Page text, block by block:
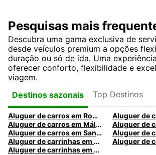
Pesquisas mais
Descubra uma gama exclusiva de
desde veículos premium a opções
duração ou só de ida. Uma
oferecer conforto, flexibilidade e
viagem.
Destinos sazonais
Top Destinos
Aluguer de carros em Roma
Aluguer de carros em Málaga
Aluguer de carros em Santa Maria da Feira
Aluguer de
Aluguer de carrinhas em Nice
Aluguer de carrinhas em Caldas da Rainha